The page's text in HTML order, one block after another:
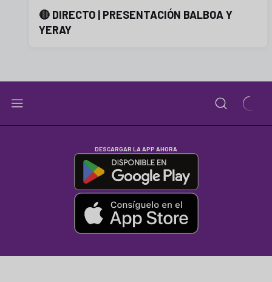
🔴 DIRECTO | PRESENTACIÓN BALBOA Y
YERAY
DESCARGAR LA APP AHORA